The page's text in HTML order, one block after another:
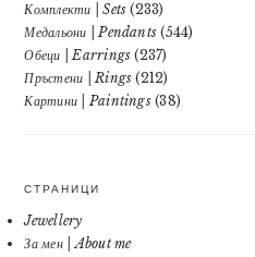
Комплекти | Sets (233)
Медальони | Pendants (544)
Обеци | Earrings (237)
Пръстени | Rings (212)
Картини | Paintings(38)
СТРАНИЦИ
Jewellery
За мен | About me